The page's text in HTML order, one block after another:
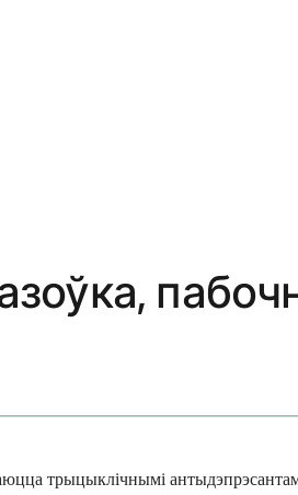
трыцыклічнымі